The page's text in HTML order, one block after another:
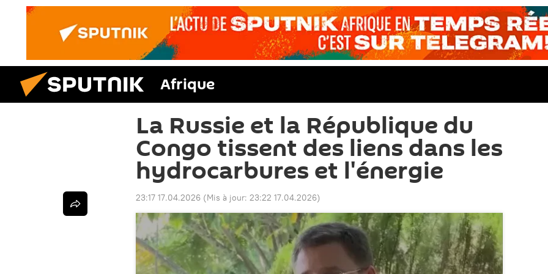
Afrique
La Russie et la République du
Congo tissent des liens dans les
hydrocarbures et l'énergie
23:17 17.04.2026 (Mis à jour: 23:22 17.04.2026)